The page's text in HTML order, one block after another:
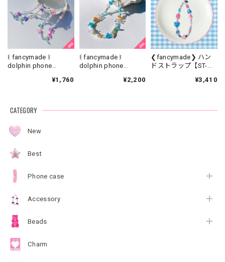
꒰ fancymade ꒱
dolphin phone
¥1,760
꒰ fancymade ꒱
dolphin phone
¥2,200
❮fancymade❯ ハン
ドストラップ【ST-
¥3,410
CATEGORY
New
Best
Phone case
Accessory
Beads
Charm